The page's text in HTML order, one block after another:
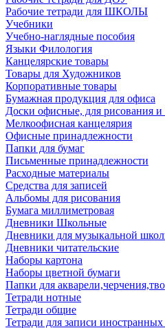
Рабочие тетради для ШКОЛЫ
Учебники
Учебно-наглядные пособия
Языки Филология
Канцелярские товары
Товары для Художников
Корпоративные товары
Бумажная продукция для офиса
Доски офисные, для рисования и
Мелкоофисная канцелярия
Офисные принадлежности
Папки для бумаг
Письменные принадлежности
Расходные материалы
Средства для записей
Альбомы для рисования
Бумага миллиметровая
Дневники Школьные
Дневники для музыкальной
Дневники читательские
Наборы картона
Наборы цветной бумаги
Папки для
Тетради нотные
Тетради общие
Тетради для записи иностранных